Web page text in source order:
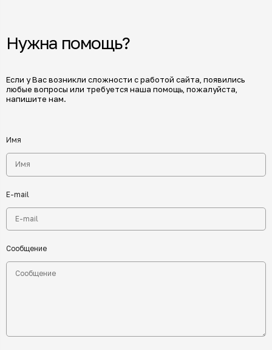
Нужна помощь?
Если у Вас возникли сложности с работой сайта, появились
любые вопросы или требуется наша помощь, пожалуйста,
напишите нам.
Имя
E-mail
Сообщение